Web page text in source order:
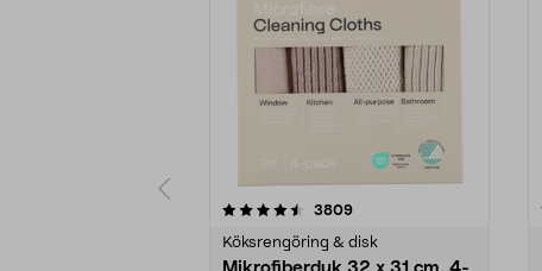
3809recensioner
Köksrengöring & disk
4.0av 5 stjärnor